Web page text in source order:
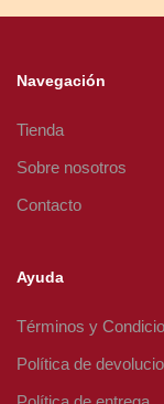
Navegación
Tienda
Sobre nosotros
Contacto
Ayuda
Términos y
Política de